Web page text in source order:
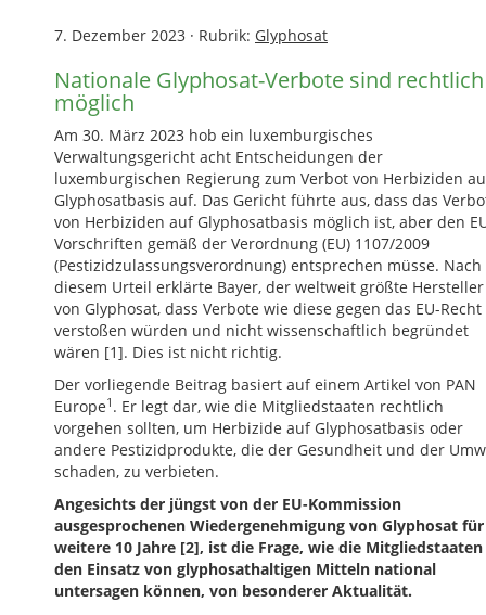
7. Dezember 2023 · Rubrik: Glyphosat
Nationale Glyphosat-Verbote sind rechtlich
möglich
Am 30. März 2023 hob ein luxemburgisches
Verwaltungsgericht acht Entscheidungen der
luxemburgischen Regierung zum Verbot von Herbiziden
Glyphosatbasis auf. Das Gericht führte aus, dass das
von Herbiziden auf Glyphosatbasis möglich ist, aber den
Vorschriften gemäß der Verordnung (EU) 1107/2009
(Pestizidzulassungsverordnung) entsprechen müsse. Nach
diesem Urteil erklärte Bayer, der weltweit größte Hersteller
von Glyphosat, dass Verbote wie diese gegen das EU-Recht
verstoßen würden und nicht wissenschaftlich begründet
wären [1]. Dies ist nicht richtig.
Der vorliegende Beitrag basiert auf einem Artikel von PAN
Europe1 . Er legt dar, wie die Mitgliedstaaten rechtlich
vorgehen sollten, um Herbizide auf Glyphosatbasis oder
andere Pestizidprodukte, die der Gesundheit und der
schaden, zu verbieten.
Angesichts der jüngst von der EU-Kommission
ausgesprochenen Wiedergenehmigung von Glyphosat für
weitere 10 Jahre [2], ist die Frage, wie die Mitgliedstaaten
den Einsatz von glyphosathaltigen Mitteln national
untersagen können, von besonderer Aktualität.